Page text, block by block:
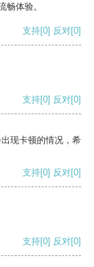
畅体验。
支持[0] 反对[0]
支持[0] 反对[0]
现卡顿的情况，希
支持[0] 反对[0]
支持[0] 反对[0]